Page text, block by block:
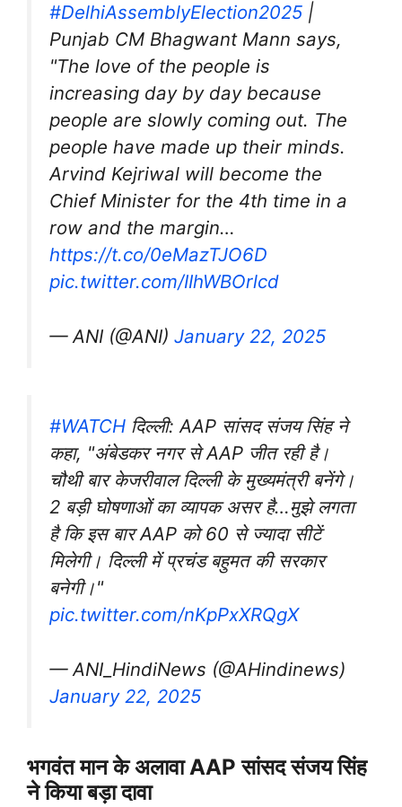
#DelhiAssemblyElection2025 |
Punjab CM Bhagwant Mann says,
"The love of the people is
increasing day by day because
people are slowly coming out. The
people have made up their minds.
Arvind Kejriwal will become the
Chief Minister for the 4th time in a
row and the margin…
https://t.co/0eMazTJO6D
pic.twitter.com/IIhWBOrlcd
— ANI (@ANI) January 22, 2025
#WATCH दिल्ली: AAP सांसद संजय सिंह ने
कहा, "अंबेडकर नगर से AAP जीत रही है।
चौथी बार केजरीवाल दिल्ली के मुख्यमंत्री बनेंगे।
2 बड़ी घोषणाओं का व्यापक असर है…मुझे लगता
है कि इस बार AAP को 60 से ज्यादा सीटें
मिलेगी। दिल्ली में प्रचंड बहुमत की सरकार
बनेगी।"
pic.twitter.com/nKpPxXRQgX
— ANI_HindiNews (@AHindinews)
January 22, 2025
भगवंत मान के अलावा AAP सांसद संजय सिंह
ने किया बड़ा दावा